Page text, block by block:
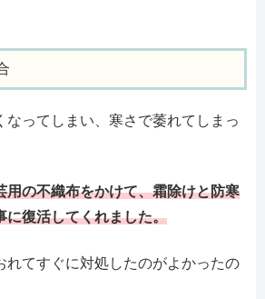
なってしまい、寒さで萎れてしまっ
用の不織布をかけて、霜除けと防寒
に復活してくれました。
れてすぐに対処したのがよかったの